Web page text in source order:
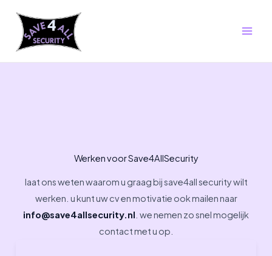
Werken voor Save4AllSecurity
laat ons weten waarom u graag bij save4all security wilt
werken. u kunt uw cv en motivatie ook mailen naar
info@save4allsecurity.nl . we nemen zo snel mogelijk
contact met u op.